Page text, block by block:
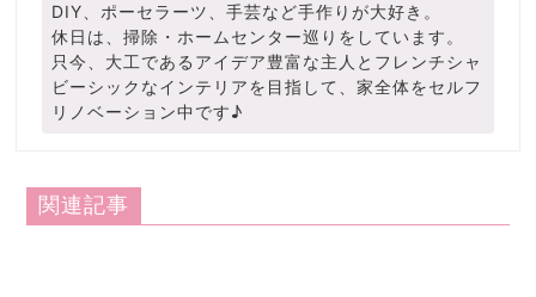
DIY、ポーセラーツ、手芸など手作りが大好き。
休日は、掃除・ホームセンター巡りをしています。
只今、大工であるアイデア豊富な主人とフレンチシャ
ビーシックなインテリアを目指して、家全体をセルフ
リノベーション中です♪
関連記事